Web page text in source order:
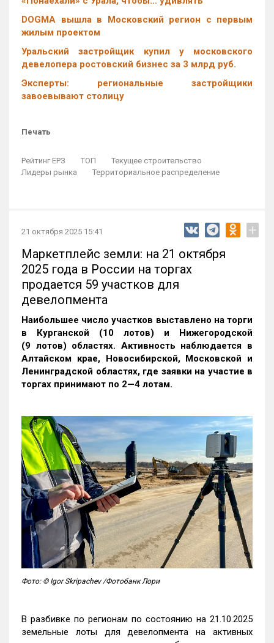
DOGMA вышла в Московский регион с первым
жилым проектом
Уральский застройщик купил у московского
девелопера ростовский бизнес за 3 млрд руб.
Эксперты: региональные застройщики
завоевывают столицу
Печать
Рейтинг ЕРЗ ТОП
Текущее строительство
Лидеры рынка
Территориальное распределение
21 октября 2025 15:41 +
Маркетплейс земли: на 21 октября
2025 года в России на торгах
продается 59 участков для
девелопмента
Наибольшее число участков выставлено на торги
в Курганской (10 лотов) и Нижегородской
(9 лотов) областях. Активность наблюдается в
Алтайском крае, Новосибирской, Московской и
Ленинградской областях, где заявки на участие в
торгах принимают по 2—4 лотам.
Фото: © Igor Skripachev /Фотобанк Лори
В разбивке по регионам по состоянию на 21.10.2025
земельные лоты для девелопмента на активных